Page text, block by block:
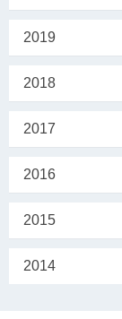
2019
2018
2017
2016
2015
2014